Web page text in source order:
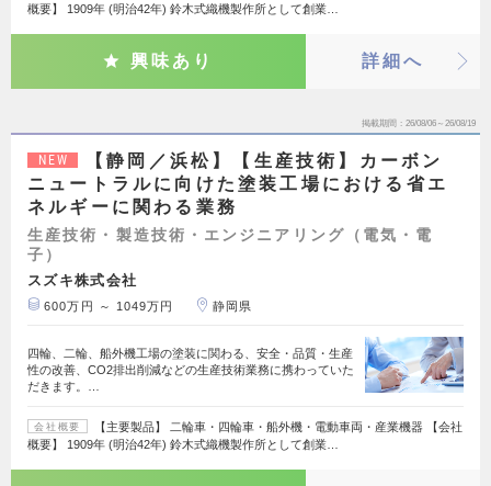
概要】 1909年 (明治42年) 鈴木式織機製作所として創業…
興味あり 詳細へ
掲載期間 26/08/06～26/08/19
NEW
【静岡／浜松】【生産技術】カーボン
ニュートラルに向けた塗装工場における省エ
ネルギーに関わる業務
生産技術・製造技術・エンジニアリング（電気・電
子）
スズキ株式会社
600万円 ～ 1049万円 静岡県
四輪、二輪、船外機工場の塗装に関わる、安全・品質・生産
性の改善、CO2排出削減などの生産技術業務に携わっていた
だきます。…
会社概要
【主要製品】 二輪車・四輪車・船外機・電動車両・産業機器 【会社
概要】 1909年 (明治42年) 鈴木式織機製作所として創業…